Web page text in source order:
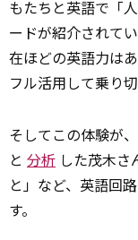
もたちと英語で「
ードが紹介されて
在ほどの英語力は
フル活用して乗り
そしてこの体験が
と 分析 した茂木さ
と」など、英語回
す。